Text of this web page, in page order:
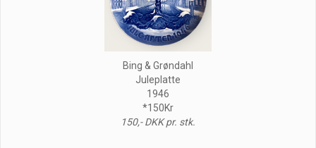
Bing & Grøndahl
Juleplatte
1946
*150Kr
150,- DKK pr. stk.